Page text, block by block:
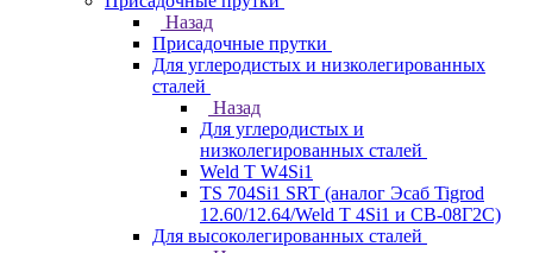
Назад
Присадочные прутки
Для углеродистых и низколегированных
сталей
Назад
Для углеродистых и
низколегированных сталей
Weld T W4Si1
TS 704Si1 SRT (аналог Эсаб Tigrod
12.60/12.64/Weld T 4Si1 и СВ-08Г2С)
Для высоколегированных сталей